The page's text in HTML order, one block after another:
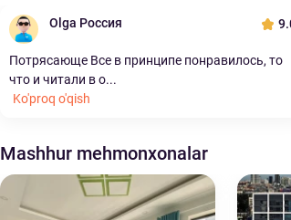
Olga Россия
Потрясающе Все в принципе понравилось, то
что и читали в о...
Ko'proq o'qish
Mashhur mehmonxonalar